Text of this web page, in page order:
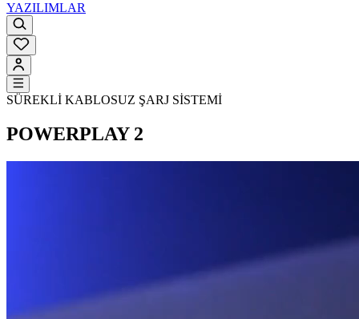
YAZILIMLAR
SÜREKLİ KABLOSUZ ŞARJ SİSTEMİ
POWERPLAY 2